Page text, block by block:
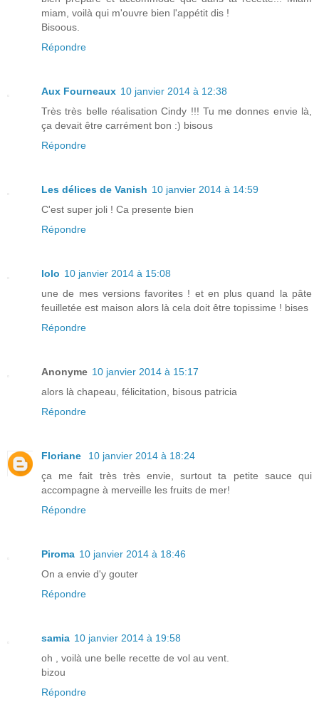
miam, voilà qui m'ouvre bien l'appétit dis !
Bisoous.
Répondre
Aux Fourneaux 10 janvier 2014 à 12:38
Très très belle réalisation Cindy !!! Tu me donnes envie là,
ça devait être carrément bon :) bisous
Répondre
Les délices de Vanish 10 janvier 2014 à 14:59
C'est super joli ! Ca presente bien
Répondre
lolo 10 janvier 2014 à 15:08
une de mes versions favorites ! et en plus quand la pâte
feuilletée est maison alors là cela doit être topissime ! bises
Répondre
Anonyme 10 janvier 2014 à 15:17
alors là chapeau, félicitation, bisous patricia
Répondre
Floriane
10 janvier 2014 à 18:24
ça me fait très très envie, surtout ta petite sauce qui
accompagne à merveille les fruits de mer!
Répondre
Piroma 10 janvier 2014 à 18:46
On a envie d'y gouter
Répondre
samia 10 janvier 2014 à 19:58
oh , voilà une belle recette de vol au vent.
bizou
Répondre